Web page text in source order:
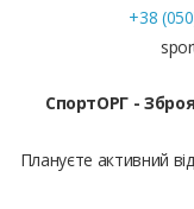
+38
СпортОРГ -
Плануєте активний